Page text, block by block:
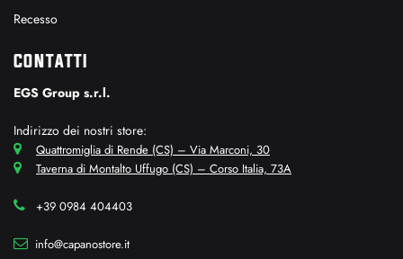
Recesso
CONTATTI
EGS Group s.r.l.
Indirizzo dei nostri store:
Quattromiglia di Rende (CS) – Via Marconi, 30
Taverna di Montalto Uffugo (CS) – Corso Italia, 73A
+39 0984 404403
info@capanostore.it